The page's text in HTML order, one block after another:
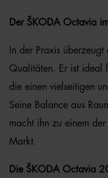
Der ŠKODA Octavia
In der Praxis
Qualitäten. Er ist ideal
die einen vielseitigen
Seine Balance aus
macht ihn zu einem
Markt.
Die ŠKODA Octavia